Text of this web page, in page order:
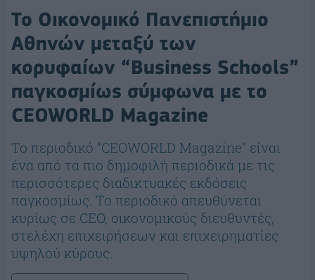
Το Οικονομικό Πανεπιστήμιο
Αθηνών μεταξύ των
κορυφαίων “Business Schools”
παγκοσμίως σύμφωνα με το
CEOWORLD Magazine
Το περιοδικό “CEOWORLD Magazine” είναι
ένα από τα πιο δημοφιλή περιοδικά με τις
περισσότερες διαδικτυακές εκδόσεις
παγκοσμίως. Το περιοδικό απευθύνεται
κυρίως σε CEO, οικονομικούς διευθυντές,
στελέχη επιχειρήσεων και επιχειρηματίες
υψηλού κύρους.